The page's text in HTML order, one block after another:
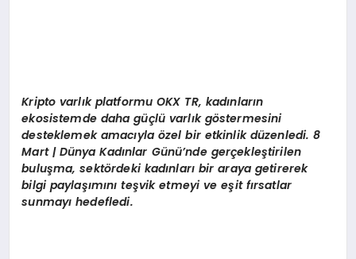
Kripto varlık platformu OKX TR, kadınların
ekosistemde daha güçlü varlık göstermesini
desteklemek amacıyla özel bir etkinlik düzenledi. 8
Mart | Dünya Kadınlar Günü’nde gerçekleştirilen
buluşma, sektördeki kadınları bir araya getirerek
bilgi paylaşımını teşvik etmeyi ve eşit fırsatlar
sunmayı hedefledi.